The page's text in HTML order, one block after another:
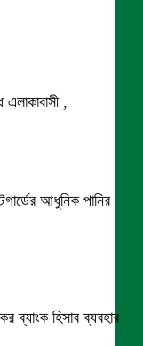
,
আধুনিক পানির
ব্যাংক হিসাব ব্যবহার